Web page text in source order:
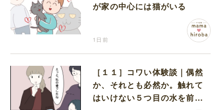
が家の中心には猫がいる
1日前
［１１］コワい体験談｜偶然
か、それとも必然か。触れて
はいけない５つ目の水を前に